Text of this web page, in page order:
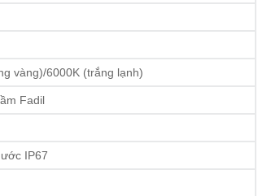
vàng)/6000K (trắng lạnh)
Fadil
IP67